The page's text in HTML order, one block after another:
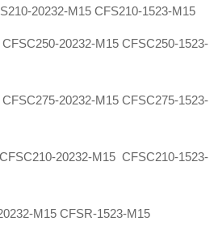
20232-M15 CFS210-1523-M15
20232-M15 CFSC250-1523-
20232-M15 CFSC275-1523-
20232-M15 CFSC210-1523-
M15 CFSR-1523-M15